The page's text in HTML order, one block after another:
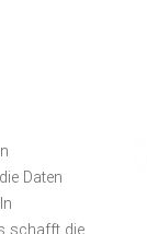
Daten
schafft die